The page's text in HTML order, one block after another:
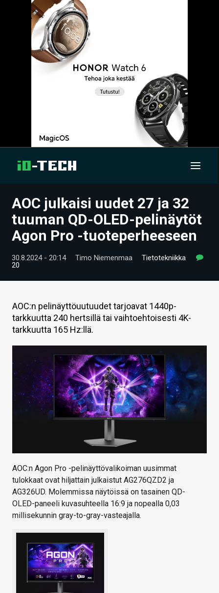
UUTISET
ARTIKKELIT
VIDEOT
HINTA.FI
KAUPPA
VAIHDA TEEMA
HAKU
AOC julkaisi uudet 27 ja 32
tuuman QD-OLED-pelinäytöt
Agon Pro -tuoteperheeseen
30.8.2024 - 20:14 Timo Niemenmaa
Tietotekniikka
20
AOC:n pelinäyttöuutuudet tarjoavat 1440p-
tarkkuutta 240 hertsillä tai vaihtoehtoisesti 4K-
tarkkuutta 165 Hz:llä.
AOC:n Agon Pro -pelinäyttövalikoiman uusimmat
tulokkaat ovat hiljattain julkaistut AG276QZD2 ja
AG326UD. Molemmissa näytöissä on tasainen QD-
OLED-paneeli kuvasuhteella 16:9 ja nopealla 0,03
millisekunnin gray-to-gray-vasteajalla.